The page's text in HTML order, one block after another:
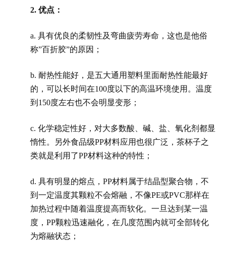
2. 优点：
a. 具有优良的柔韧性及弯曲疲劳寿命，这也是他俗
称”百折胶”的原因；
b. 耐热性能好，是五大通用塑料里面耐热性能最好
的，可以长时间在100度以下的高温环境使用。温度
到150度左右也不会明显变形；
c. 化学稳定性好，对大多数酸、碱、盐、氧化剂都显
惰性。另外食品级PP材料应用也很广泛，茶杯子之
类就是利用了PP材料这种的特性；
d. 具有明显的熔点，PP材料属于结晶型聚合物，不
到一定温度其颗粒不会熔融，不像PE或PVC那样在
加热过程中随着温度提高而软化。一旦达到某一温
度，PP颗粒迅速融化，在几度范围内就可全部转化
为熔融状态；